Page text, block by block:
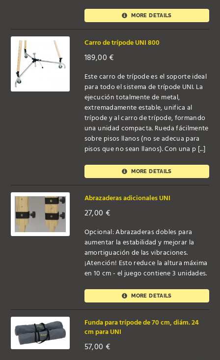
MORE DETAILS
Carro de trípode UNI 800
189,00€
Este carro de trípode es el soporte ideal
para todo el sistema de trípode UNI. La
ejecución totalmente de metal,
extremadamente estable, unifica al
trípode y al carro de trípode, formando
una unidad compacta. Rueda fácilmente
sobre pisos llanos (no se adecua para
pisos que no sean llanos). Con una p [...]
MORE DETAILS
Abrazaderas adicionales UNI
27,00 €
Opcional: Abrazaderas dobles para
aumentar la estabilidad y mejorar la
amortiguación de las vibraciones.
¡Atención! Esto reduce la altura máxima
en 10 cm - el juego contiene 3 unidades.
MORE DETAILS
Funda para trípode de 70 cm, diám. 24
cm para UNI
57,00 €